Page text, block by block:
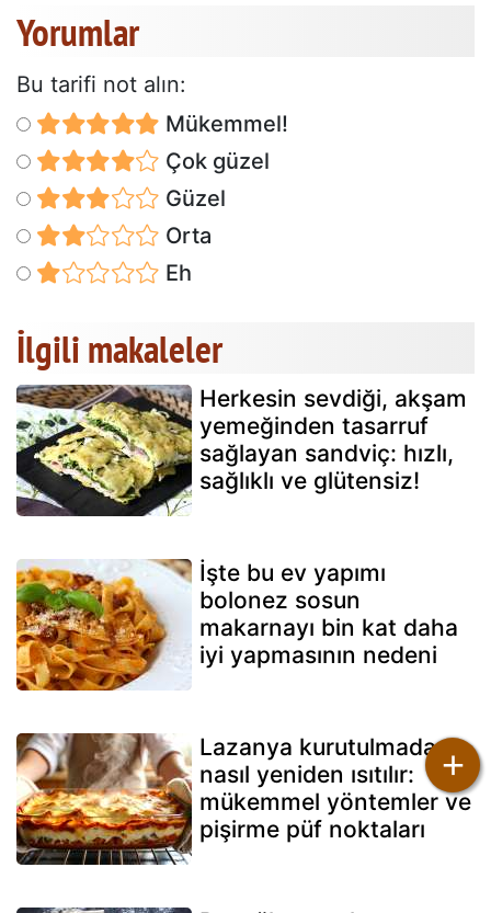
Yorumlar
Bu tarifi not alın:
Mükemmel!
Çok güzel
Güzel
Orta
Eh
+
İlgili makaleler
Herkesin sevdiği, akşam
yemeğinden tasarruf
sağlayan sandviç: hızlı,
sağlıklı ve glütensiz!
İşte bu ev yapımı
bolonez sosun
makarnayı bin kat daha
iyi yapmasının nedeni
Lazanya kurutulmadan
nasıl yeniden ısıtılır:
mükemmel yöntemler ve
pişirme püf noktaları